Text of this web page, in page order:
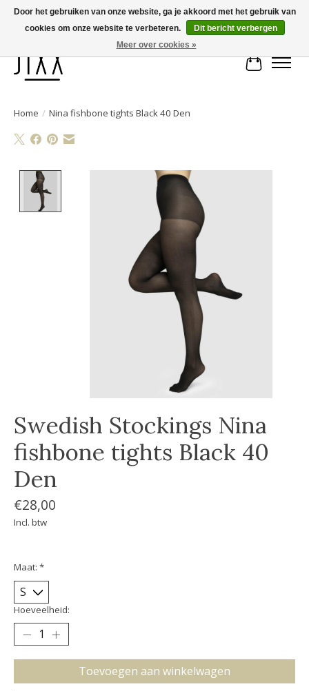
Voor 14.00 uur besteld, vandaag verstuurd | Gratis verzending vanaf € 75
Home / Nina fishbone tights Black 40 Den
Product image slideshow Items
Swedish Stockings Nina
fishbone tights Black 40
Den
€28,00
Incl. btw
Maat: *
Hoeveelheid:
Toevoegen aan winkelwagen
Door het gebruiken van onze website, ga je akkoord met het gebruik van
cookies om onze website te verbeteren.
Dit bericht verbergen
Meer over cookies »